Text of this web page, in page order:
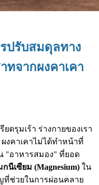
ปรับสมดุลทาง
ทจากผงคาเคา
ดรุมเร้า ร่างกายของเรา
งคาเคาไม่ได้ทำหน้าที่
"อาหารสมอง" ที่ยอด
กนีเซียม (Magnesium) ใน
ช่วยในการผ่อนคลาย